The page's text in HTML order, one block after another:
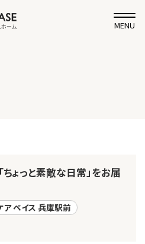
MENU
ょっと素敵な日常」をお届
ア ベイス 兵庫駅前